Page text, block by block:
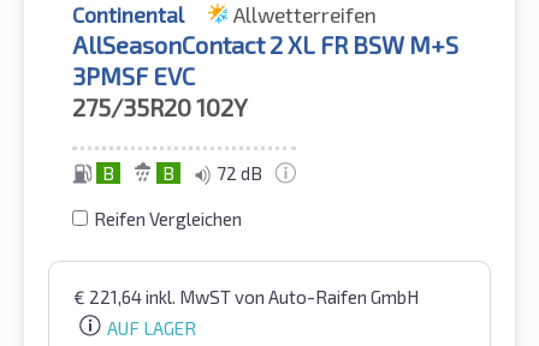
Continental Allwetterreifen
AllSeasonContact 2 XL FR BSW M+S
3PMSF EVC
275/35R20102Y
B B 72 dB
Reifen Vergleichen
€ 221,64inkl. MwSTvon Auto-Raifen GmbH
AUF LAGER